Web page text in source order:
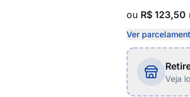
ou R$ 123,50
Ver
Veja